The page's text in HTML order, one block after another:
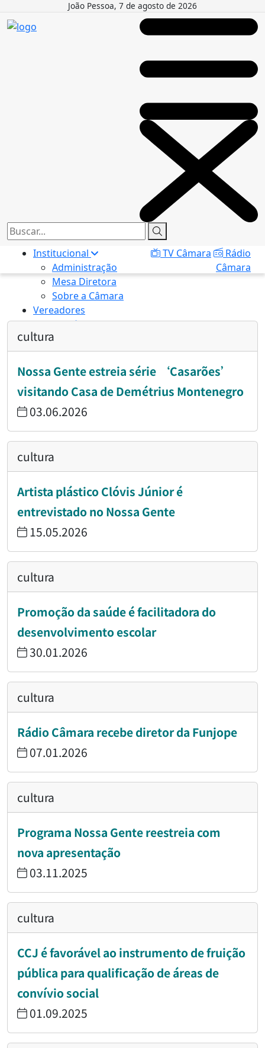
João Pessoa, 7 de agosto de 2026
Institucional
Administração
Mesa Diretora
Sobre a Câmara
Vereadores
Transparência
TV Câmara
Rádio
Câmara
cultura
Nossa Gente estreia série ‘Casarões’
visitando Casa de Demétrius Montenegro
03.06.2026
cultura
Artista plástico Clóvis Júnior é
entrevistado no Nossa Gente
15.05.2026
cultura
Promoção da saúde é facilitadora do
desenvolvimento escolar
30.01.2026
cultura
Rádio Câmara recebe diretor da Funjope
07.01.2026
cultura
Programa Nossa Gente reestreia com
nova apresentação
03.11.2025
cultura
CCJ é favorável ao instrumento de fruição
pública para qualificação de áreas de
convívio social
01.09.2025